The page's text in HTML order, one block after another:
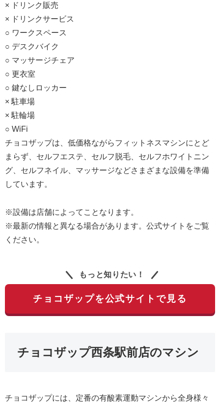
× ドリンク販売
× ドリンクサービス
○ ワークスペース
○ デスクバイク
○ マッサージチェア
○ 更衣室
○ 鍵なしロッカー
× 駐車場
× 駐輪場
○ WiFi
チョコザップは、低価格ながらフィットネスマシンにとど
まらず、セルフエステ、セルフ脱毛、セルフホワイトニン
グ、セルフネイル、マッサージなどさまざまな設備を準備
しています。
※設備は店舗によってことなります。
※最新の情報と異なる場合があります。公式サイトをご覧
ください。
もっと知りたい！
チョコザップを公式サイトで見る
チョコザップ西条駅前店のマシン
チョコザップには、定番の有酸素運動マシンから全身様々